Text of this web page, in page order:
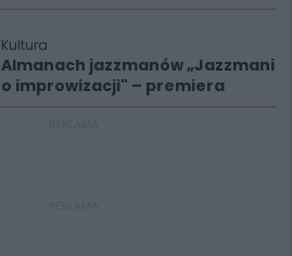
Kultura
Almanach jazzmanów „Jazzmani
o improwizacji" – premiera